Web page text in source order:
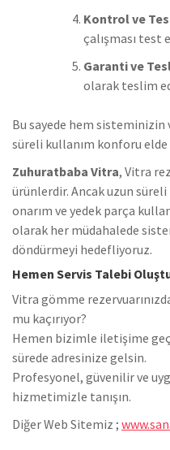
Kontrol ve
çalışması test
Garanti ve
olarak teslim
Bu sayede hem
süreli kullanım konforu elde
Zuhuratbaba Vitra, Vitra
ürünlerdir. Ancak uzun
onarım ve yedek parça
olarak her müdahalede
döndürmeyi hedefliyoruz.
Hemen Servis Talebi
Vitra gömme
mu kaçırıyor?
Hemen bizimle iletişime
sürede adresinize gelsin.
Profesyonel, güvenilir ve
hizmetimizle tanışın.
Diğer Web Sitemiz ;